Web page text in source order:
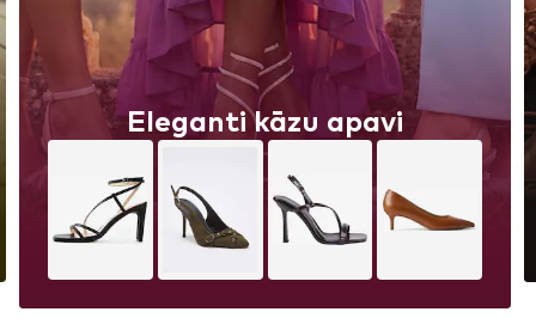
Eleganti kāzu apavi